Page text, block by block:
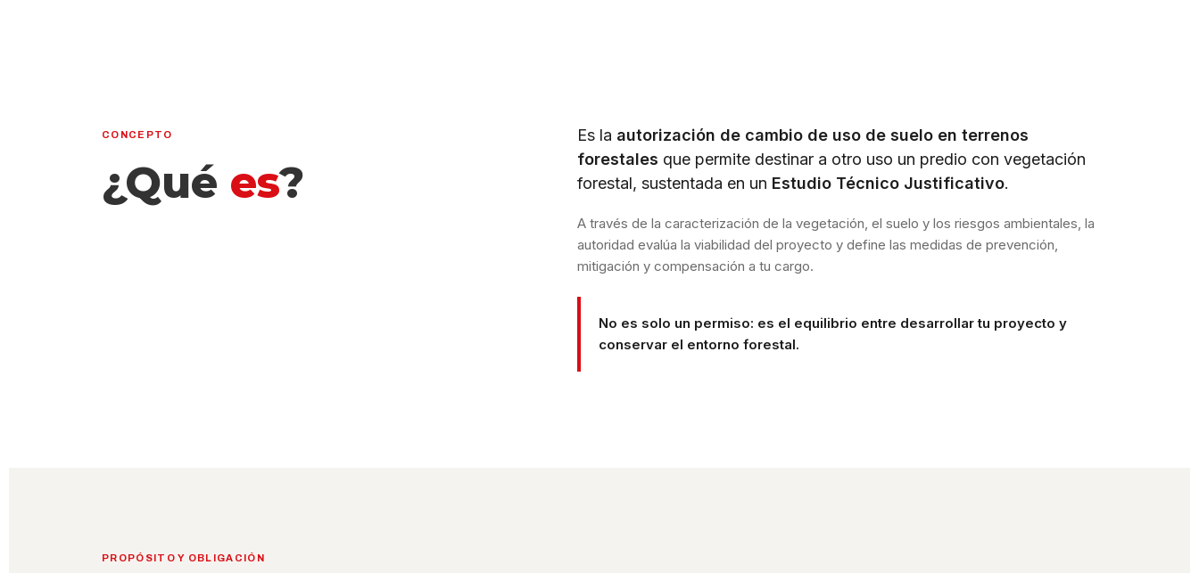
CONCEPTO
¿Qué es?
Es la autorización de cambio de uso de suelo en terrenos
forestales que permite destinar a otro uso un predio con vegetación
forestal, sustentada en un Estudio Técnico Justificativo.
A través de la caracterización de la vegetación, el suelo y los riesgos ambientales, la
autoridad evalúa la viabilidad del proyecto y define las medidas de prevención,
mitigación y compensación a tu cargo.
No es solo un permiso: es el equilibrio entre desarrollar tu proyecto y
conservar el entorno forestal.
PROPÓSITO Y OBLIGACIÓN